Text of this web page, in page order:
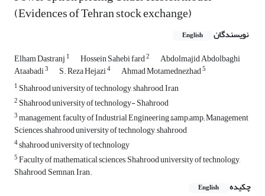
(Evidences of Tehran stock exchange)
نویسندگان English
Elham Dastranj 1 Hossein Sahebi fard2 Abdolmajid Abdolbaghi
Ataabadi3 S. Reza Hejazi4 Ahmad Motamednezhad5
1 Shahrood university of technology, shahrood, Iran
2 Shahrood university of technology- Shahrood
3management, faculty of Industrial Engineering &amp;amp; Management
Sciences, shahrood university of technology, shahrood
4shahrood university of technology
5Faculty of mathematical sciences, Shahrood university of technology,
Shahrood, Semnan, Iran.
چکیده
English